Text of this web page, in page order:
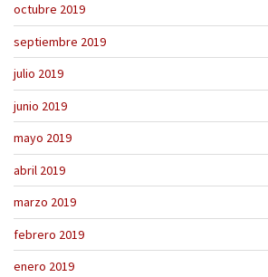
octubre 2019
septiembre 2019
julio 2019
junio 2019
mayo 2019
abril 2019
marzo 2019
febrero 2019
enero 2019